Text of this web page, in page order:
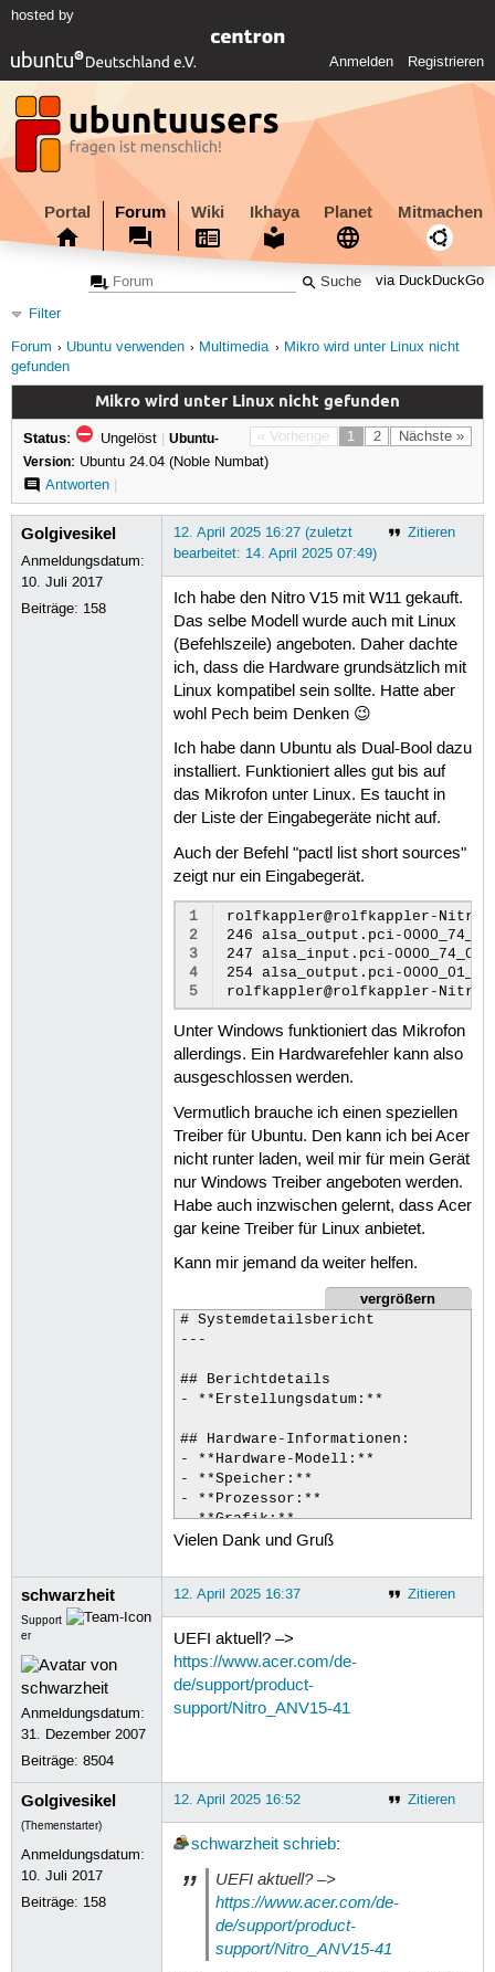
hosted by
Anmelden Registrieren
Portal Forum Wiki Ikhaya Planet Mitmachen
via DuckDuckGo
Filter
Forum
Ubuntu verwenden Multimedia
Mikro wird unter Linux nicht
gefunden
Mikro wird unter Linux nicht gefunden
« Vorherige 1 2 Nächste »
Status: Ungelöst | Ubuntu-
Version: Ubuntu 24.04 (Noble Numbat)
Antworten|
Golgivesikel
Anmeldungsdatum:
10. Juli 2017
Beiträge: 158
Zitieren
12. April 2025 16:27 (zuletzt
bearbeitet: 14. April 2025 07:49)
Ich habe den Nitro V15 mit W11 gekauft.
Das selbe Modell wurde auch mit Linux
(Befehlszeile) angeboten. Daher dachte
ich, dass die Hardware grundsätzlich mit
Linux kompatibel sein sollte. Hatte aber
wohl Pech beim Denken 😉
Ich habe dann Ubuntu als Dual-Bool dazu
installiert. Funktioniert alles gut bis auf
das Mikrofon unter Linux. Es taucht in
der Liste der Eingabegeräte nicht auf.
Auch der Befehl "pactl list short sources"
zeigt nur ein Eingabegerät.
1
2
3
4
5
rolfkappler@rolfkappler-
246 alsa_output.pci-
247 alsa_input.pci-
254 alsa_output.pci-
Unter Windows funktioniert das Mikrofon
allerdings. Ein Hardwarefehler kann also
ausgeschlossen werden.
Vermutlich brauche ich einen speziellen
Treiber für Ubuntu. Den kann ich bei Acer
nicht runter laden, weil mir für mein Gerät
nur Windows Treiber angeboten werden.
Habe auch inzwischen gelernt, dass Acer
gar keine Treiber für Linux anbietet.
Kann mir jemand da weiter helfen.
vergrößern
# Systemdetailsbericht
---
## Berichtdetails
- **Erstellungsdatum:**
## Hardware-Informationen:
- **Hardware-Modell:**
- **Speicher:**
- **Prozessor:**
- **Grafik:**
- **Grafik 1:**
## Software-Informationen:
- **Firmware-Version:**
- **Name des
- **Betriebssystem-Build:**
- **Betriebssystem-Typ:**
- **GNOME-Version:**
- **Fenstermanager:**
Vielen Dank und Gruß
schwarzheit
Support
er
Anmeldungsdatum:
31. Dezember 2007
Beiträge:8504
Zitieren
12. April 2025 16:37
UEFI aktuell? –>
https://www.acer.com/de-
de/support/product-
support/Nitro_ANV15-41
Golgivesikel
(Themenstarter)
Anmeldungsdatum:
10. Juli 2017
Beiträge: 158
Zitieren
12. April 2025 16:52
schwarzheit schrieb:
UEFI aktuell? –>
https://www.acer.com/de-
de/support/product-
support/Nitro_ANV15-41